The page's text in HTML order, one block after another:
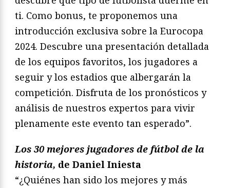
ti. Como bonus, te proponemos una
introducción exclusiva sobre la Eurocopa
2024. Descubre una presentación detallada
de los equipos favoritos, los jugadores a
seguir y los estadios que albergarán la
competición. Disfruta de los pronósticos y
análisis de nuestros expertos para vivir
plenamente este evento tan esperado”.
Los 30 mejores jugadores de fútbol de la
historia, de Daniel Iniesta
“¿Quiénes han sido los mejores y más